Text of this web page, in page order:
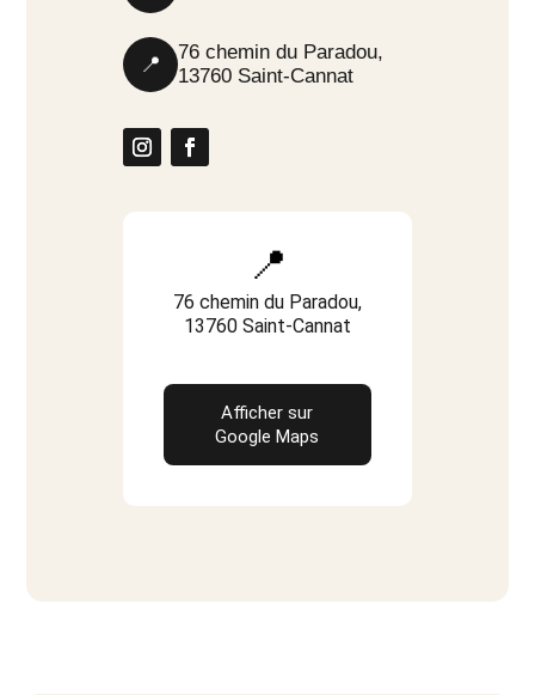
📍
76 chemin du Paradou,
13760 Saint-Cannat
📍
76 chemin du Paradou,
13760 Saint-Cannat
Afficher sur
Google Maps